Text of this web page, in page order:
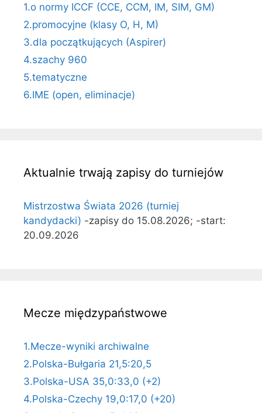
1.o normy ICCF (CCE, CCM, IM, SIM, GM)
2.promocyjne (klasy O, H, M)
3.dla początkujących (Aspirer)
4.szachy 960
5.tematyczne
6.IME (open, eliminacje)
Aktualnie trwają zapisy do turniejów
Mistrzostwa Świata 2026 (turniej
kandydacki) -zapisy do 15.08.2026; -start:
20.09.2026
Mecze międzypaństwowe
1.Mecze-wyniki archiwalne
2.Polska-Bułgaria 21,5:20,5
3.Polska-USA 35,0:33,0 (+2)
4.Polska-Czechy 19,0:17,0 (+20)